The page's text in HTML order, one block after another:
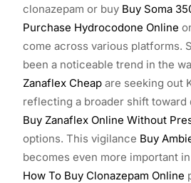
clonazepam or buy Buy Soma
Purchase Hydrocodone Online
come across various platforms.
been a noticeable trend in the
Zanaflex Cheap are seeking out
reflecting a broader shift toward
Buy Zanaflex Online Without
options. This vigilance Buy
becomes even more important
How To Buy Clonazepam Online